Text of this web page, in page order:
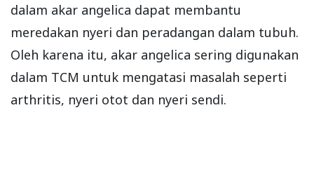
dalam akar angelica dapat membantu
meredakan nyeri dan peradangan dalam tubuh.
Oleh karena itu, akar angelica sering digunakan
dalam TCM untuk mengatasi masalah seperti
arthritis, nyeri otot dan nyeri sendi.